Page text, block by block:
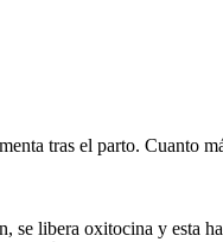
tras el parto. Cuanto
se libera oxitocina y esta